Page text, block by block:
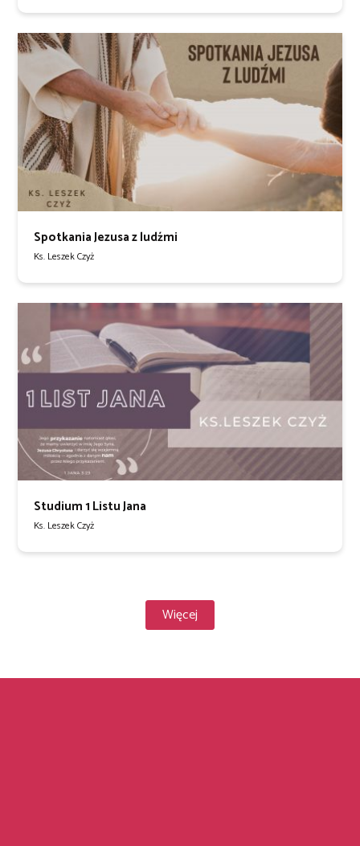
Spotkania Jezusa z ludźmi
Ks. Leszek Czyż
Studium 1 Listu Jana
Ks. Leszek Czyż
Więcej